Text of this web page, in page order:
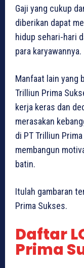
Gaji yang cukup
diberikan dapat
hidup sehari-hari
para karyawannya.
Manfaat lain yang
Trilliun Prima
kerja keras dan
merasakan
di PT Trilliun
membangun
batin.
Itulah gambaran
Prima Sukses.
Daftar
Prima